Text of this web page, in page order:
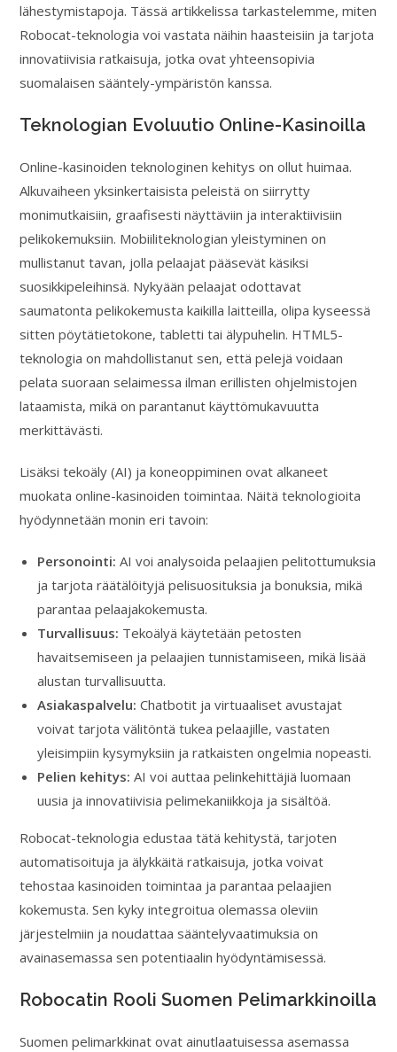
lähestymistapoja. Tässä artikkelissa tarkastelemme, miten
Robocat-teknologia voi vastata näihin haasteisiin ja tarjota
innovatiivisia ratkaisuja, jotka ovat yhteensopivia
suomalaisen sääntely-ympäristön kanssa.
Teknologian Evoluutio Online-Kasinoilla
Online-kasinoiden teknologinen kehitys on ollut huimaa.
Alkuvaiheen yksinkertaisista peleistä on siirrytty
monimutkaisiin, graafisesti näyttäviin ja interaktiivisiin
pelikokemuksiin. Mobiiliteknologian yleistyminen on
mullistanut tavan, jolla pelaajat pääsevät käsiksi
suosikkipeleihinsä. Nykyään pelaajat odottavat
saumatonta pelikokemusta kaikilla laitteilla, olipa kyseessä
sitten pöytätietokone, tabletti tai älypuhelin. HTML5-
teknologia on mahdollistanut sen, että pelejä voidaan
pelata suoraan selaimessa ilman erillisten ohjelmistojen
lataamista, mikä on parantanut käyttömukavuutta
merkittävästi.
Lisäksi tekoäly (AI) ja koneoppiminen ovat alkaneet
muokata online-kasinoiden toimintaa. Näitä teknologioita
hyödynnetään monin eri tavoin:
Personointi: AI voi analysoida pelaajien pelitottumuksia
ja tarjota räätälöityjä pelisuosituksia ja bonuksia, mikä
parantaa pelaajakokemusta.
Turvallisuus: Tekoälyä käytetään petosten
havaitsemiseen ja pelaajien tunnistamiseen, mikä lisää
alustan turvallisuutta.
Asiakaspalvelu: Chatbotit ja virtuaaliset avustajat
voivat tarjota välitöntä tukea pelaajille, vastaten
yleisimpiin kysymyksiin ja ratkaisten ongelmia nopeasti.
Pelien kehitys: AI voi auttaa pelinkehittäjiä luomaan
uusia ja innovatiivisia pelimekaniikkoja ja sisältöä.
Robocat-teknologia edustaa tätä kehitystä, tarjoten
automatisoituja ja älykkäitä ratkaisuja, jotka voivat
tehostaa kasinoiden toimintaa ja parantaa pelaajien
kokemusta. Sen kyky integroitua olemassa oleviin
järjestelmiin ja noudattaa sääntelyvaatimuksia on
avainasemassa sen potentiaalin hyödyntämisessä.
Robocatin Rooli Suomen Pelimarkkinoilla
Suomen pelimarkkinat ovat ainutlaatuisessa asemassa